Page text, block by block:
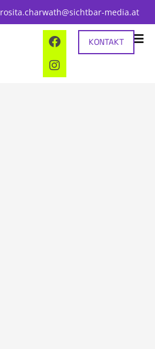
rosita.charwath@sichtbar-media.at
KONTAKT